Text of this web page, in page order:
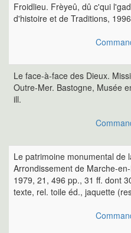
Froidlieu. Frèyeû, dû c'qui
d'histoire et de Traditions,
Le face-à-face des Dieux.
Outre-Mer. Bastogne, Musée
ill.
Le patrimoine monumental de
Arrondissement de Marche-
1979, 21, 496 pp., 31 ff. dont
texte, rel. toile éd., jaquette